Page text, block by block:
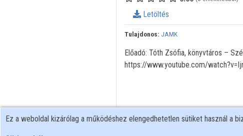
Letöltés
Tulajdonos: JAMK
Előadó: Tóth Zsófia, könyvtáros –
https://www.youtube.com/
Ez a weboldal kizárólag a működéshez elengedhetetlen sütiket használ a